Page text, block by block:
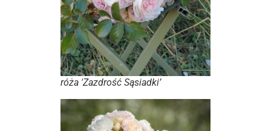
róża 'Zazdrość Sąsiadki’